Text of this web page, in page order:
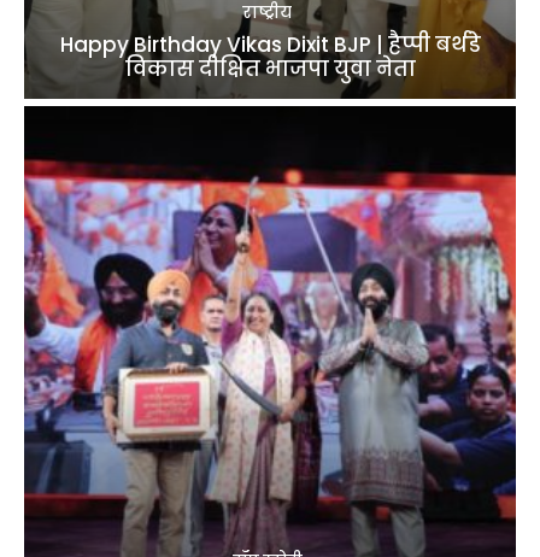
राष्ट्रीय
Happy Birthday Vikas Dixit BJP | हैप्पी बर्थडे
विकास दीक्षित भाजपा युवा नेता